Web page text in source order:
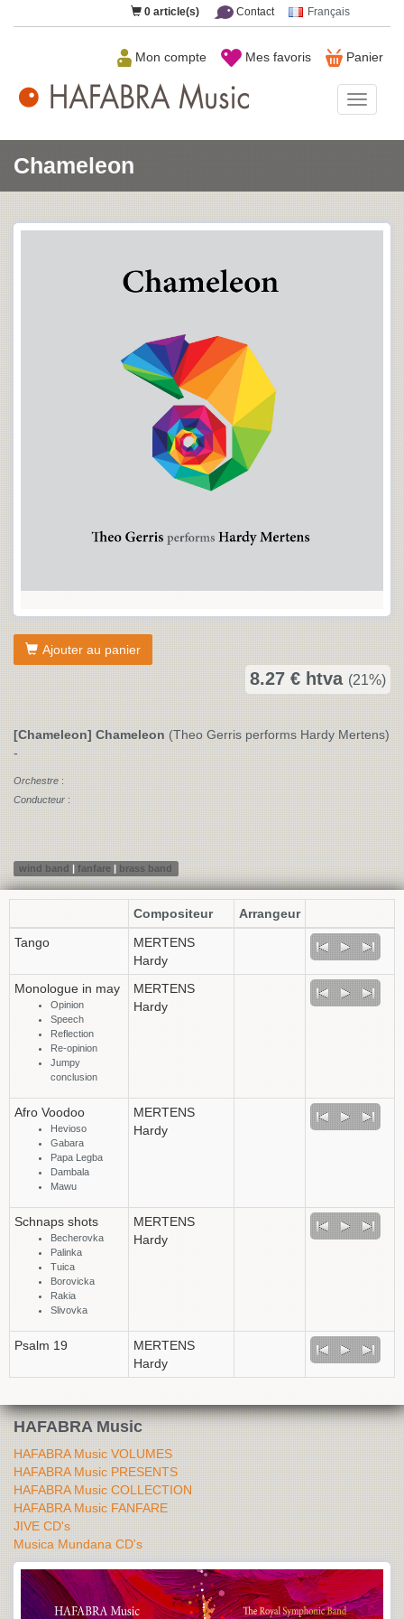
0 article(s) Contact Français
Panier
Mes favoris
Mon compte
Music
Chameleon
Ajouter au panier
8.27 € htva (21%)
[Chameleon] Chameleon (Theo Gerris performs Hardy Mertens)
-
Orchestre :
Conducteur :
wind band |fanfare | brass band
Compositeur
Arrangeur
Tango
MERTENS
Hardy
Monologue in may
Opinion
Speech
Reflection
Re-opinion
Jumpy
conclusion
MERTENS
Hardy
Afro Voodoo
Hevioso
Gabara
Papa Legba
Dambala
Mawu
MERTENS
Hardy
Schnaps shots
Becherovka
Palinka
Tuica
Borovicka
Rakia
Slivovka
MERTENS
Hardy
Psalm 19
MERTENS
Hardy
HAFABRA Music
HAFABRA Music VOLUMES
HAFABRA Music PRESENTS
HAFABRA Music COLLECTION
HAFABRA Music FANFARE
JIVE CD's
Musica Mundana CD's